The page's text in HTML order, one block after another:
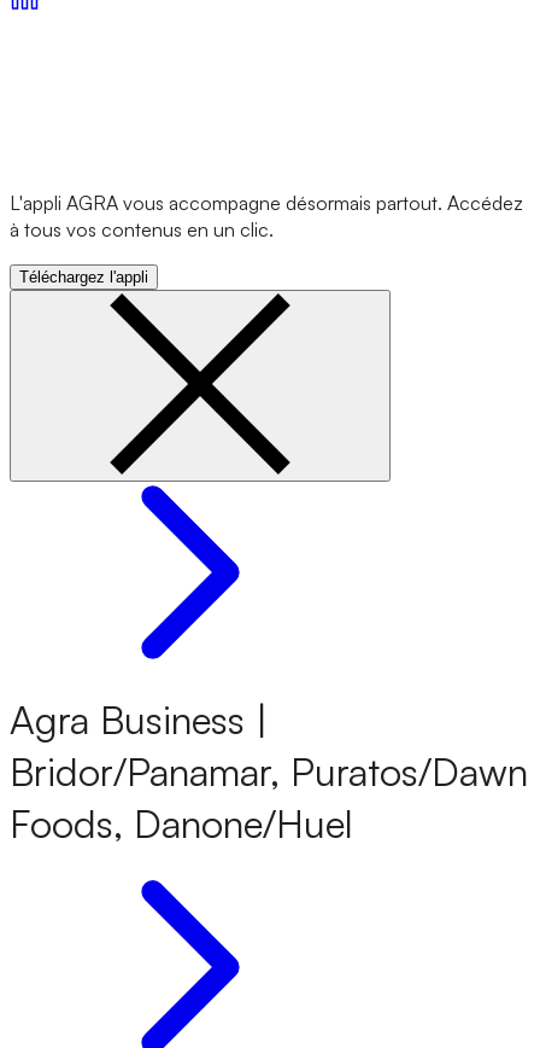
L'appli AGRA vous accompagne désormais partout. Accédez
à tous vos contenus en un clic.
Téléchargez l'appli
Agra Business |
Bridor/Panamar, Puratos/Dawn
Foods, Danone/Huel